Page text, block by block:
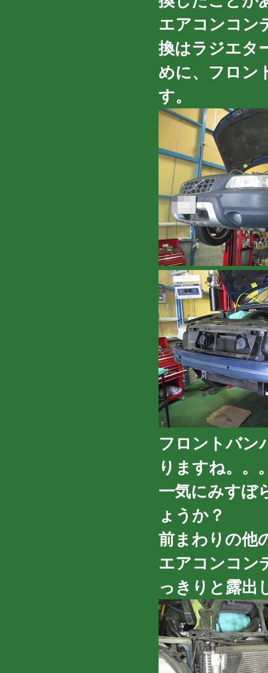
エアコンコン
換はラジエタ
めに、フロン
す。
フロントバン
りますね。。
一気にみすぼ
ょうか？
前まわりの他
エアコンコン
っきりと露出